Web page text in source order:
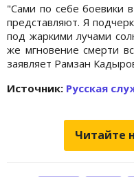
"Сами по себе боевики
представляют. Я
под жаркими лучами
же мгновение смерти
заявляет Рамзан
Источник: Русская
Читайте